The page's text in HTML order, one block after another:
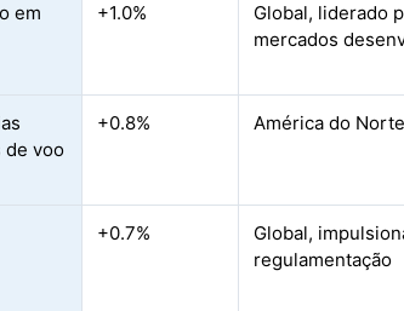
em
+1.0%
Global, liderado
mercados
de voo
+0.8% América do
+0.7%
Global,
regulamentação